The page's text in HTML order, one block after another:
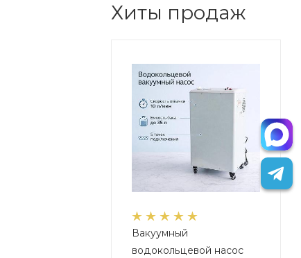
Хиты продаж
Вакуумный
водокольцевой насос